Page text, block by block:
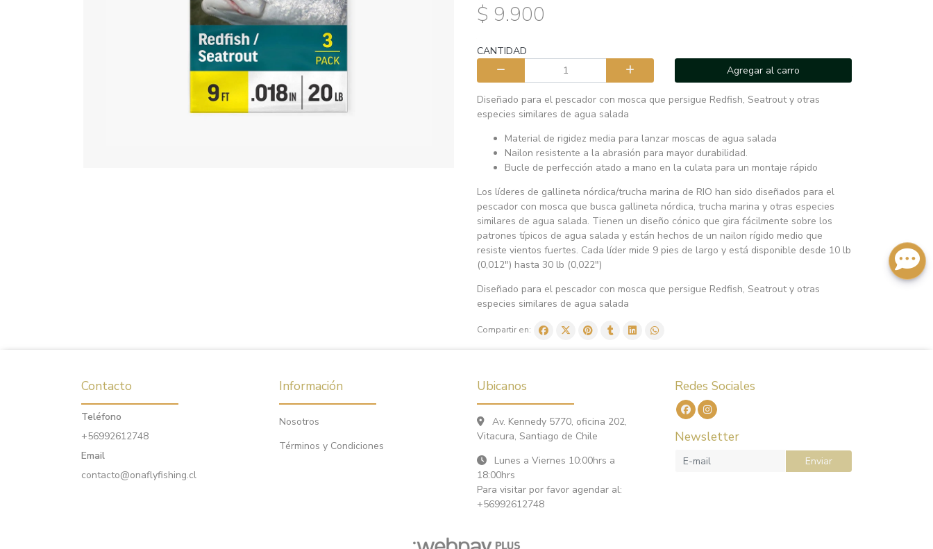
$ 9.900
CANTIDAD
Agregar al carro
Diseñado para el pescador con mosca que persigue Redfish, Seatrout y otras
especies similares de agua salada
Material de rigidez media para lanzar moscas de agua salada
Nailon resistente a la abrasión para mayor durabilidad.
Bucle de perfección atado a mano en la culata para un montaje rápido
Los líderes de gallineta nórdica/trucha marina de RIO han sido diseñados para el
pescador con mosca que busca gallineta nórdica, trucha marina y otras especies
similares de agua salada. Tienen un diseño cónico que gira fácilmente sobre los
patrones típicos de agua salada y están hechos de un nailon rígido medio que
resiste vientos fuertes. Cada líder mide 9 pies de largo y está disponible desde 10 lb
(0,012") hasta 30 lb (0,022")
Diseñado para el pescador con mosca que persigue Redfish, Seatrout y otras
especies similares de agua salada
Compartir en:
Contacto
Teléfono
+56992612748
Email
contacto@onaflyfishing.cl
Información
Nosotros
Términos y Condiciones
Ubicanos
Av. Kennedy 5770, oficina 202,
Vitacura, Santiago de Chile
Lunes a Viernes 10:00hrs a
18:00hrs
Para visitar por favor agendar al:
+56992612748
Redes Sociales
Newsletter
Enviar